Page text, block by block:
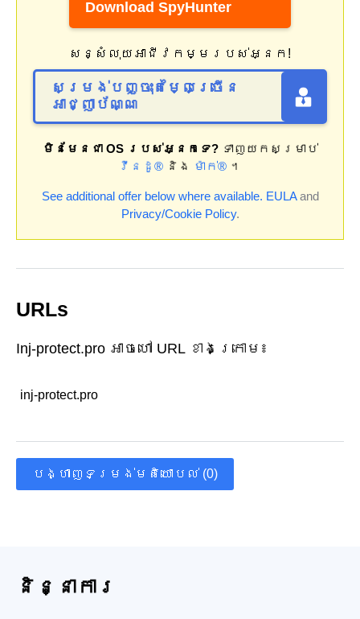
Download SpyHunter
សន្សំលុយអាជីវកម្មរបស់អ្នក!
សម្រង់បញ្ចុះតម្លៃច្រើន
អាជ្ញាប័ណ្ណ
មិនមែនជា OS របស់អ្នកទេ?ទាញយកសម្រាប់
វីនដូ® និង ម៉ាក់® ។
See additional offer below where available. EULAand
Privacy/Cookie Policy.
URLs
Inj-protect.pro អាចហៅ URL ខាងក្រោម៖
inj-protect.pro
បង្ហាញទម្រង់មតិយោបល់ (0)
និន្នាការ